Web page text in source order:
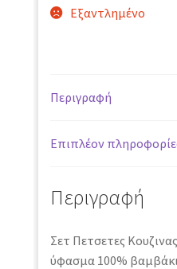
Εξαντλημένο
Περιγραφή
Επιπλέον
Περιγραφή
Σετ Πετσετες
ύφασμα 100%